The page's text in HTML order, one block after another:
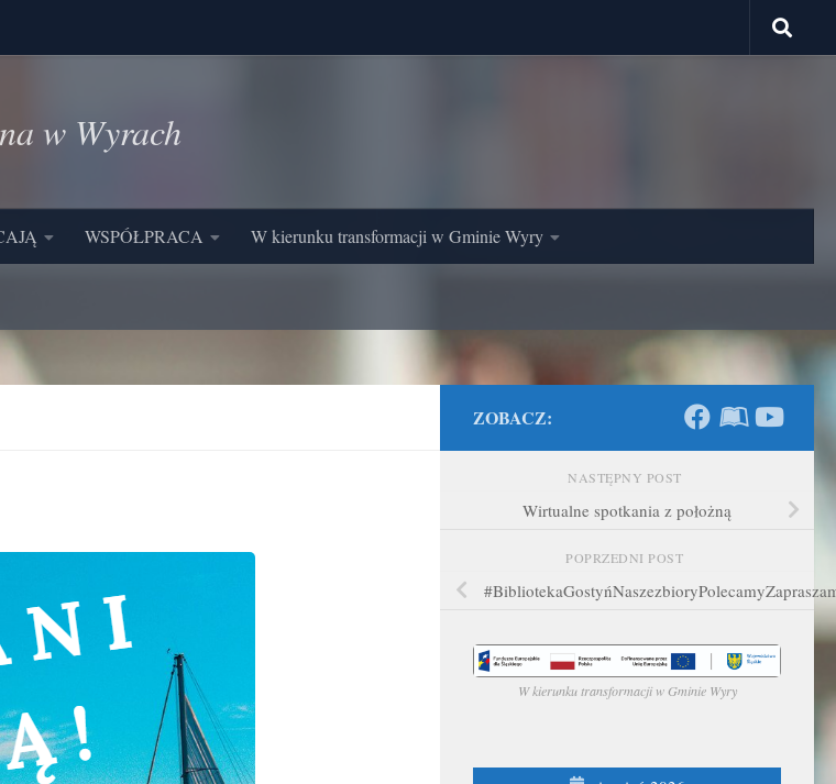
w Wyrach
WSPÓŁPRACA W kierunku transformacji w Gminie Wyry
ZOBACZ:
NASTĘPNY POST
Wirtualne spotkania z położną
POPRZEDNI POST
W kierunku transformacji w Gminie Wyry